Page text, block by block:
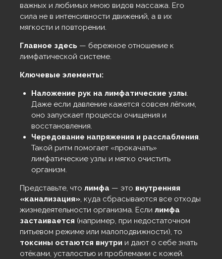
важных и любимых мною видов массажа. Его
сила не в интенсивности движений, а в их
мягкости и повторении.
Главное здесь — бережное отношение к
лимфатической системе.
Ключевые элементы:
Наложение рук на лимфатические узлы.
Даже если давление кажется совсем лёгким,
оно запускает процессы очищения и
восстановления.
Чередование напряжения и расслабления.
Такой ритм помогает «прокачать»
лимфатические узлы и мягко очистить
организм.
Представьте, что лимфа — это внутренняя
«канализация», куда сбрасываются все отходы
жизнедеятельности организма. Если лимфа
застаивается (например, при недостаточном
питьевом режиме или малоподвижности), то
токсины остаются внутри и дают о себе знать
отёками, усталостью и проблемами с кожей.